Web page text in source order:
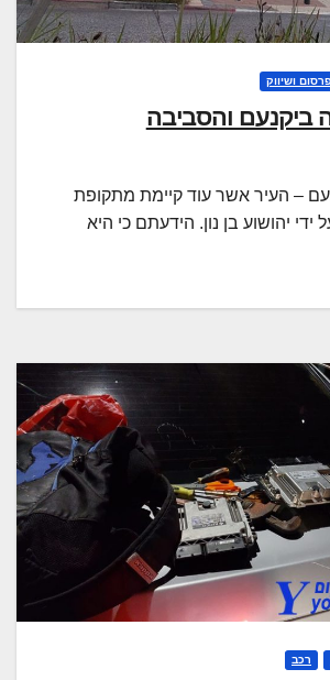
פרסום ושיווק
ביקנעם והסביבה
– העיר אשר עוד קיימת מתקופת
יהושוע בן נון. הידעתם כי היא
רכב